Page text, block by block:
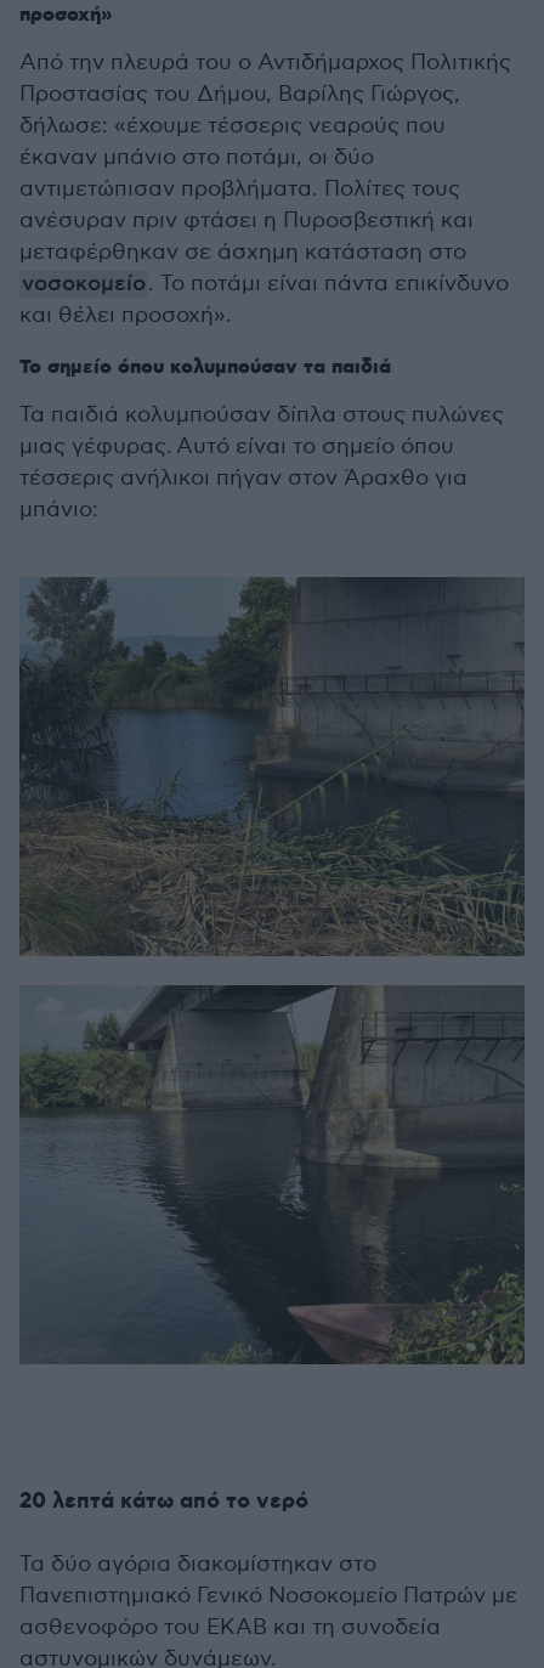
προσοχή»
Από την πλευρά του ο Αντιδήμαρχος Πολιτικής
Προστασίας του Δήμου, Βαρίλης Γιώργος,
δήλωσε: «έχουμε τέσσερις νεαρούς που
έκαναν μπάνιο στο ποτάμι, οι δύο
αντιμετώπισαν προβλήματα. Πολίτες τους
ανέσυραν πριν φτάσει η Πυροσβεστική και
μεταφέρθηκαν σε άσχημη κατάσταση στο
νοσοκομείο. Το ποτάμι είναι πάντα επικίνδυνο
και θέλει προσοχή».
Το σημείο όπου κολυμπούσαν τα παιδιά
Τα παιδιά κολυμπούσαν δίπλα στους πυλώνες
μιας γέφυρας. Αυτό είναι το σημείο όπου
τέσσερις ανήλικοι πήγαν στον Άραχθο για
μπάνιο:
20 λεπτά κάτω από το νερό
Τα δύο αγόρια διακομίστηκαν στο
Πανεπιστημιακό Γενικό Νοσοκομείο Πατρών με
ασθενοφόρο του ΕΚΑΒ και τη συνοδεία
αστυνομικών δυνάμεων.